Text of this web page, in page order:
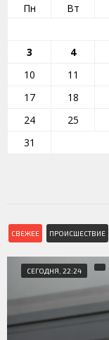
Пн
Вт
3
4
10
11
17
18
24
25
31
СВЕЖЕЕ ПРОИСШЕСТВИЕ
СЕГОДНЯ, 22:24